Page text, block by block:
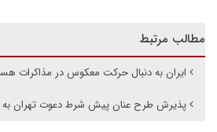
مطالب مرتبط
ایران به دنبال حرکت معکوس در مذاکرات
پذیرش طرح عنان پیش شرط دعوت تهران به ژنو 2